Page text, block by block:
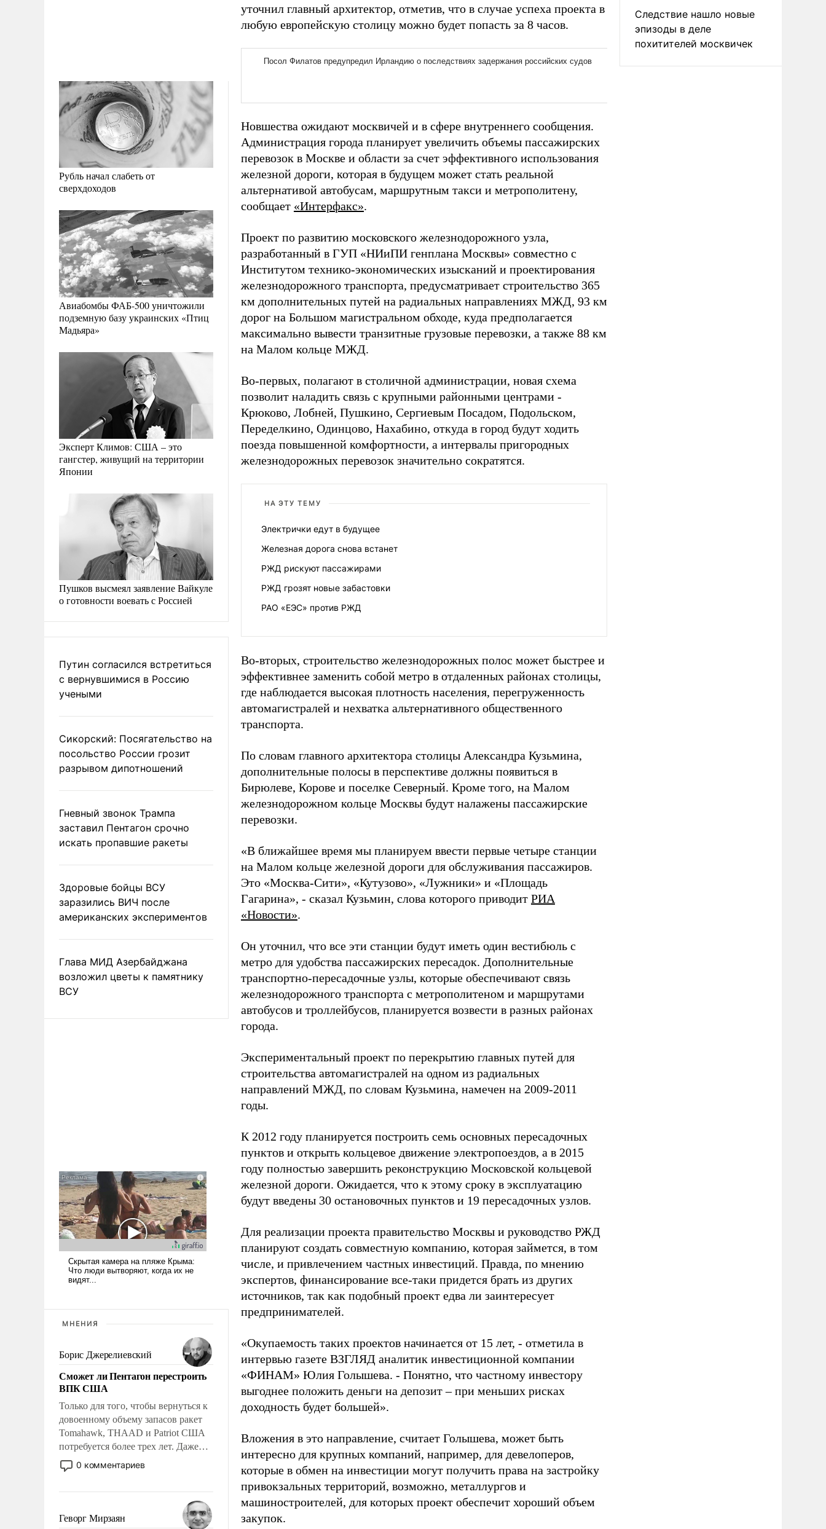
Рубль начал слабеть от
сверхдоходов
Авиабомбы ФАБ-500 уничтожили
подземную базу украинских «Птиц
Мадьяра»
Эксперт Климов: США – это
гангстер, живущий на территории
Японии
Пушков высмеял заявление Вайкуле
о готовности воевать с Россией
Путин согласился встретиться
с вернувшимися в Россию
учеными
Сикорский: Посягательство на
посольство России грозит
разрывом дипотношений
Гневный звонок Трампа
заставил Пентагон срочно
искать пропавшие ракеты
Здоровые бойцы ВСУ
заразились ВИЧ после
американских экспериментов
Глава МИД Азербайджана
возложил цветы к памятнику
ВСУ
МНЕНИЯ
Борис Джерелиевский
Сможет ли Пентагон перестроить
ВПК США
Только для того, чтобы вернуться к
довоенному объему запасов ракет
Tomahawk, THAAD и Patriot США
потребуется более трех лет. Даже
небольшая война с Ираном
опустошила американские
уязвимости США, например, перед
0 комментариев
Геворг Мирзаян
уточнил главный архитектор, отметив, что в случае успеха проекта в
любую европейскую столицу можно будет попасть за 8 часов.
Новшества ожидают москвичей и в сфере внутреннего сообщения.
Администрация города планирует увеличить объемы пассажирских
перевозок в Москве и области за счет эффективного использования
железной дороги, которая в будущем может стать реальной
альтернативой автобусам, маршрутным такси и метрополитену,
сообщает «Интерфакс».
Проект по развитию московского железнодорожного узла,
разработанный в ГУП «НИиПИ генплана Москвы» совместно с
Институтом технико-экономических изысканий и проектирования
железнодорожного транспорта, предусматривает строительство 365
км дополнительных путей на радиальных направлениях МЖД, 93 км
дорог на Большом магистральном обходе, куда предполагается
максимально вывести транзитные грузовые перевозки, а также 88 км
на Малом кольце МЖД.
Во-первых, полагают в столичной администрации, новая схема
позволит наладить связь с крупными районными центрами -
Крюково, Лобней, Пушкино, Сергиевым Посадом, Подольском,
Переделкино, Одинцово, Нахабино, откуда в город будут ходить
поезда повышенной комфортности, а интервалы пригородных
железнодорожных перевозок значительно сократятся.
НА ЭТУ ТЕМУ
Электрички едут в будущее
Железная дорога снова встанет
РЖД рискуют пассажирами
РЖД грозят новые забастовки
РАО «ЕЭС» против РЖД
Во-вторых, строительство железнодорожных полос может быстрее и
эффективнее заменить собой метро в отдаленных районах столицы,
где наблюдается высокая плотность населения, перегруженность
автомагистралей и нехватка альтернативного общественного
транспорта.
По словам главного архитектора столицы Александра Кузьмина,
дополнительные полосы в перспективе должны появиться в
Бирюлеве, Корове и поселке Северный. Кроме того, на Малом
железнодорожном кольце Москвы будут налажены пассажирские
перевозки.
«В ближайшее время мы планируем ввести первые четыре станции
на Малом кольце железной дороги для обслуживания пассажиров.
Это «Москва-Сити», «Кутузово», «Лужники» и «Площадь
Гагарина», - сказал Кузьмин, слова которого приводит РИА
«Новости».
Он уточнил, что все эти станции будут иметь один вестибюль с
метро для удобства пассажирских пересадок. Дополнительные
транспортно-пересадочные узлы, которые обеспечивают связь
железнодорожного транспорта с метрополитеном и маршрутами
автобусов и троллейбусов, планируется возвести в разных районах
города.
Экспериментальный проект по перекрытию главных путей для
строительства автомагистралей на одном из радиальных
направлений МЖД, по словам Кузьмина, намечен на 2009-2011
годы.
К 2012 году планируется построить семь основных пересадочных
пунктов и открыть кольцевое движение электропоездов, а в 2015
году полностью завершить реконструкцию Московской кольцевой
железной дороги. Ожидается, что к этому сроку в эксплуатацию
будут введены 30 остановочных пунктов и 19 пересадочных узлов.
Для реализации проекта правительство Москвы и руководство РЖД
планируют создать совместную компанию, которая займется, в том
числе, и привлечением частных инвестиций. Правда, по мнению
экспертов, финансирование все-таки придется брать из других
источников, так как подобный проект едва ли заинтересует
предпринимателей.
«Окупаемость таких проектов начинается от 15 лет, - отметила в
интервью газете ВЗГЛЯД аналитик инвестиционной компании
«ФИНАМ» Юлия Голышева. - Понятно, что частному инвестору
выгоднее положить деньги на депозит – при меньших рисках
доходность будет большей».
Вложения в это направление, считает Голышева, может быть
интересно для крупных компаний, например, для девелоперов,
которые в обмен на инвестиции могут получить права на застройку
привокзальных территорий, возможно, металлургов и
машиностроителей, для которых проект обеспечит хороший объем
закупок.
Следствие нашло новые
эпизоды в деле
похитителей москвичек